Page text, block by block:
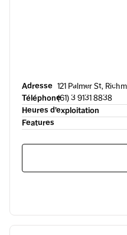
Adresse 121 Palmer St,
Téléphone(61) 3 9131 8838
Heures d’exploitation
Features